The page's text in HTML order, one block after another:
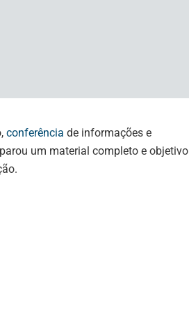
e segurança
para conduzir
conferência de informações e
um material completo e objetivo